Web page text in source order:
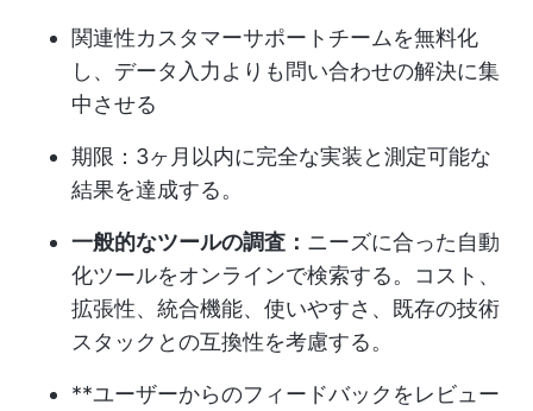
関連性カスタマーサポートチームを無料化
し、データ入力よりも問い合わせの解決に集
中させる
期限：3ヶ月以内に完全な実装と測定可能な
結果を達成する。
一般的なツールの調査： ニーズに合った自動
化ツールをオンラインで検索する。コスト、
拡張性、統合機能、使いやすさ、既存の技術
スタックとの互換性を考慮する。
**ユーザーからのフィードバックをレビュー